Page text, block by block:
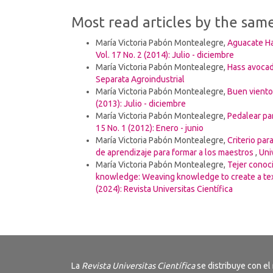
Most read articles by the
María Victoria Pabón Montealegre, Aguacate
Vol. 17 No. 2 (2014): Julio - diciembre
María Victoria Pabón Montealegre, Hass
Separata Agroindustrial
María Victoria Pabón Montealegre, Buen
(2013): Julio - diciembre
María Victoria Pabón Montealegre, Pedalear
15 No. 1 (2012): Enero - junio
María Victoria Pabón Montealegre, Criterio
de aprendizaje para formar a los maestros ,
María Victoria Pabón Montealegre, Tejer
knowledge: Weaving knowledge to create a
(2024): Revista Universitas Científica
La Revista Universitas Científicase distribuye con el